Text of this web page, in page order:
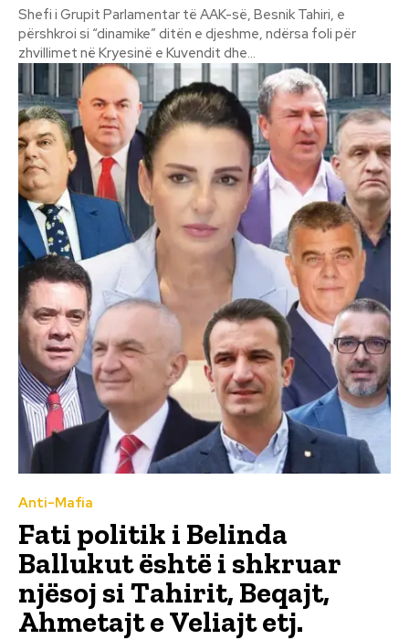
Shefi i Grupit Parlamentar të AAK-së, Besnik Tahiri, e
përshkroi si “dinamike” ditën e djeshme, ndërsa foli për
zhvillimet në Kryesinë e Kuvendit dhe...
Anti-Mafia
Fati politik i Belinda
Ballukut është i shkruar
njësoj si Tahirit, Beqajt,
Ahmetajt e Veliajt etj.